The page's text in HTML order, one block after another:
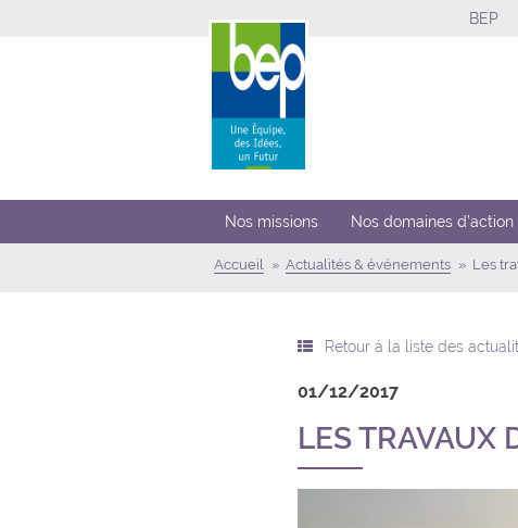
BEP
Nos missions Nos domaines d’action
Accueil Actualités & événements Les
Retour à la liste des
01/12/2017
LES TRAVAUX